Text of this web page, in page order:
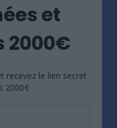
et
2000€
recevez le lien secret
2000€